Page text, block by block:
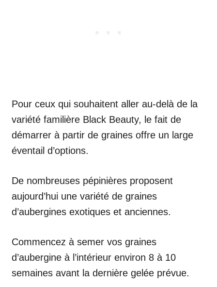
Pour ceux qui souhaitent aller au-delà de la
variété familière Black Beauty, le fait de
démarrer à partir de graines offre un large
éventail d’options.
De nombreuses pépinières proposent
aujourd’hui une variété de graines
d’aubergines exotiques et anciennes.
Commencez à semer vos graines
d’aubergine à l’intérieur environ 8 à 10
semaines avant la dernière gelée prévue.